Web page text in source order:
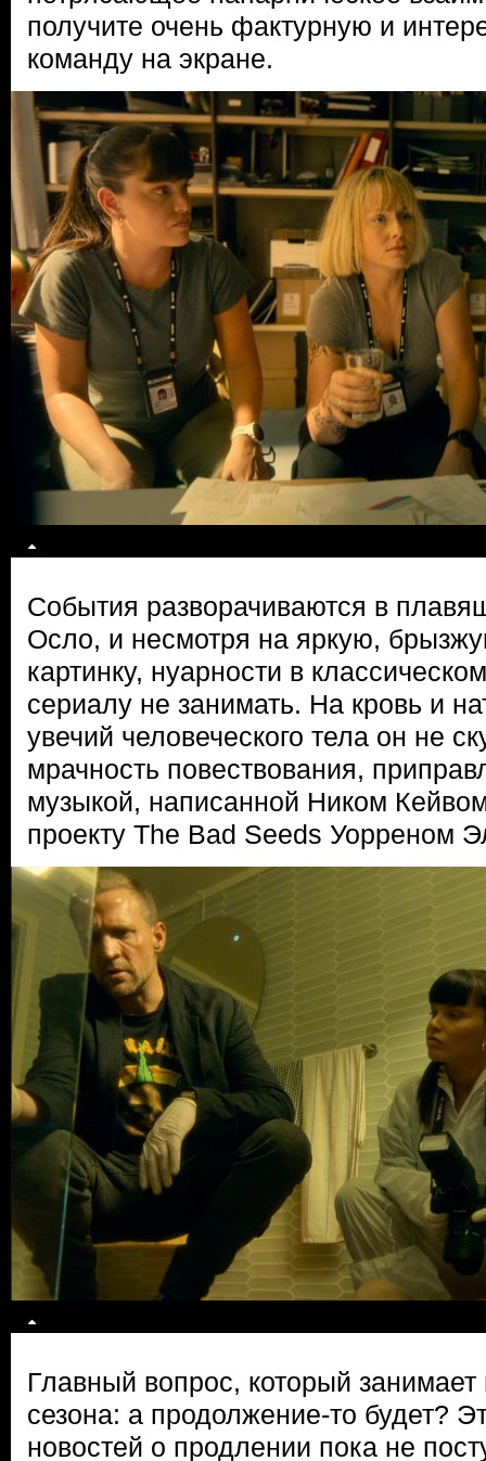
получите очень фактурную и
команду на экране.
События разворачиваются в
Осло, и несмотря на яркую,
картинку, нуарности в
сериалу не занимать. На кровь и
увечий человеческого тела он не
мрачность повествования,
музыкой, написанной Ником
проекту The Bad Seeds Уорреном
Главный вопрос, который занимает
сезона: а продолжение-то будет?
новостей о продлении пока не